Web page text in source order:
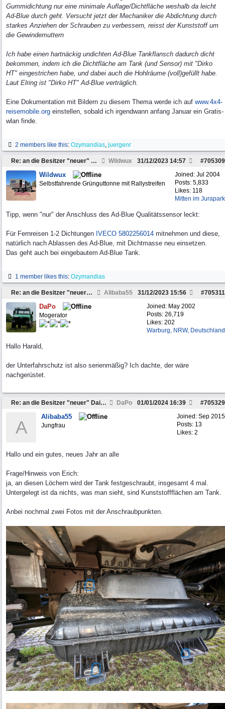
Gummidichtung nur eine minimale Auflage/Dichtfläche weshalb da leicht
Ad-Blue durch geht. Versucht jetzt der Mechaniker die Abdichtung durch
starkes Anziehen der Schrauben zu verbessern, reisst der Kunststoff um
die Gewindemuttern
Ich habe einen hartnäckig undichten Ad-Blue Tankflansch dadurch dicht
bekommen, indem ich die Dichtfläche am Tank (und Sensor) mit "Dirko
HT" eingestrichen habe, und dabei auch die Hohlräume (voll)gefüllt habe.
Laut Elring ist "Dirko HT" Ad-Blue verträglich.
Eine Dokumentation mit Bildern zu diesem Thema werde ich auf www.4x4-
reisemobile.org einstellen, sobald ich irgendwann anfang Januar ein Gratis-
wlan finde.
2 members like this: Ozymandias, juergenr
Re: an die Besitzer "neuer" Daily`s ab 2007 ........ Wildwux #705309
31/12/2023 14:57
Joined: Jul 2004
Posts: 5,833
Likes: 118
Mitten im Jurapark
Wildwux
Selbstfahrende Grünguttonne mit Rallystreifen
Tipp, wenn "nur" der Anschluss des Ad-Blue Qualitätssensor leckt:
Für Fernreisen 1-2 Dichtungen IVECO 5802256014 mitnehmen und diese,
natürlich nach Ablassen des Ad-Blue, mit Dichtmasse neu einsetzen.
Das geht auch bei eingebautem Ad-Blue Tank.
1 member likes this: Ozymandias
Re: an die Besitzer "neuer" Daily`s ab 2007 ........ Alibaba55 #705311
31/12/2023 15:56
Joined: May 2002
Posts: 26,719
Likes: 202
Warburg, NRW, Deutschland
DaPo
Mogerator
Hallo Harald,
der Unterfahrschutz ist also serienmäßig? Ich dachte, der wäre
nachgerüstet.
Re: an die Besitzer "neuer" Daily`s ab 2007 ........ DaPo #705329
01/01/2024 16:39
Joined: Sep 2015
Posts: 13
Likes: 2
A
Alibaba55
Jungfrau
Hallo und ein gutes, neues Jahr an alle
Frage/Hinweis von Erich:
ja, an diesen Löchern wird der Tank festgeschraubt, insgesamt 4 mal.
Untergelegt ist da nichts, was man sieht, sind Kunststoffflächen am Tank.
Anbei nochmal zwei Fotos mit der Anschraubpunkten.